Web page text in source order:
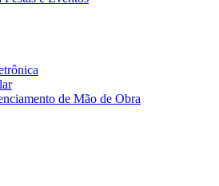
de Mão de Obra